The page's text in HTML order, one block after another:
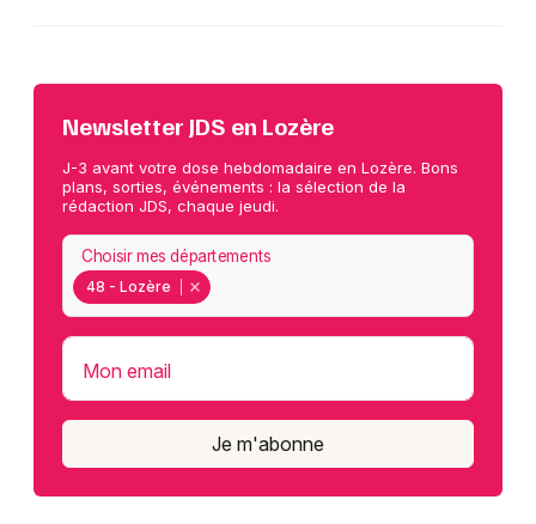
Newsletter JDS en Lozère
J-3 avant votre dose hebdomadaire en Lozère. Bons
plans, sorties, événements : la sélection de la
rédaction JDS, chaque jeudi.
48 - Lozère
Choisir mes départements
Mon email
Je m'abonne